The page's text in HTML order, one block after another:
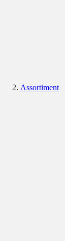
Assortiment